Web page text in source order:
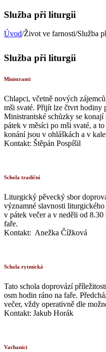
Služba při liturgii
Úvod/Život ve farnosti/Služba
Služba při liturgii
Ministranti
Chlapci, včetně nových
mši svaté. Přijít lze čtvrt hodiny
Ministrantské schůzky se
pátek v měsíci po mši svaté, a
konání jsou v ohláškách a v
Kontakt: Štěpán Pospíšil
Schola tradiční
Liturgický pěvecký sbor
významné slavnosti
v pátek večer a v neděli od
faře.
Kontakt: Anežka Čížková
Schola rytmická
Tato schola doprovází
osm hodin ráno na faře.
večer, vždy operativně dle
Kontakt: Jakub Horák
Varhaníci